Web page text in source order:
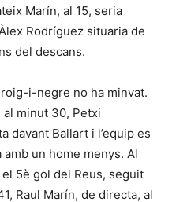
Marín, al 15, seria
Rodríguez situaria de
del descans.
i-negre no ha minvat.
al minut 30, Petxi
davant Ballart i l’equip es
un home menys. Al
5è gol del Reus, seguit
Raul Marín, de directa, al